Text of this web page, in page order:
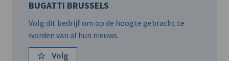
BUGATTI BRUSSELS
Volg dit bedrijf om op de hoogte gebracht te
worden van al hun nieuws.
Volg